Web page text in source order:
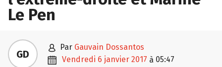
Le Pen
GD  par Gauvain Dossantos
 vendredi 6 janvier 2017 à 05:47